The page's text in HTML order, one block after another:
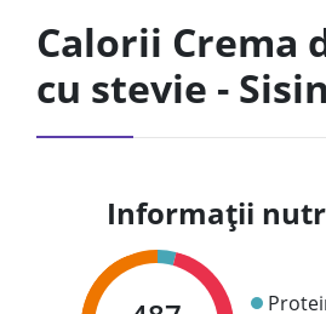
Calorii Crema
cu stevie -
Informații